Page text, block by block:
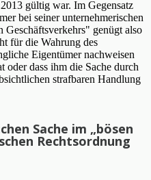
gültig war. Im Gegensatz
bei seiner unternehmerischen
Geschäftsverkehrs" genügt also
für die Wahrung des
Eigentümer nachweisen
oder dass ihm die Sache durch
strafbaren Handlung
Sache im „bösen
Rechtsordnung